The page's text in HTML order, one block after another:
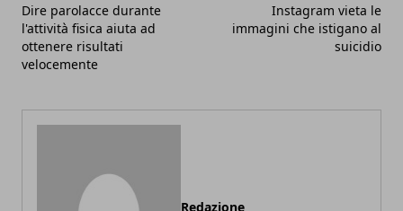
Dire parolacce durante
l'attività fisica aiuta ad
ottenere risultati
velocemente
Instagram vieta le
immagini che istigano al
suicidio
Redazione